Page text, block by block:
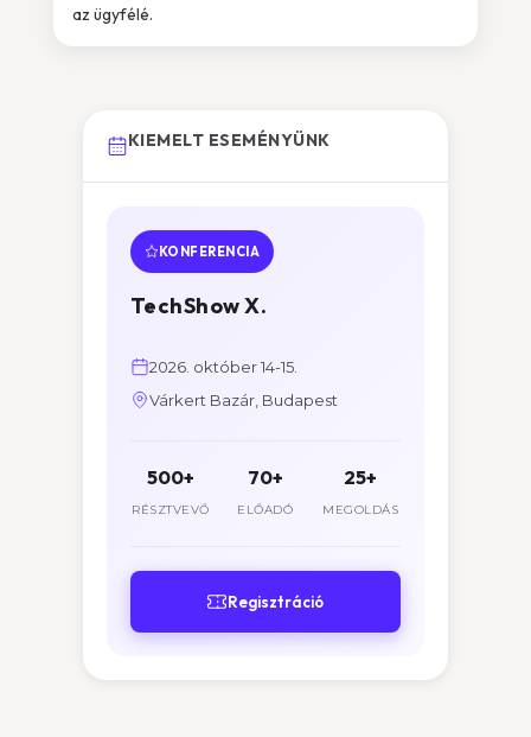
az ügyfélé.
KIEMELT ESEMÉNYÜNK
KONFERENCIA
TechShow X.
2026. október 14-15.
Várkert Bazár, Budapest
500+
RÉSZTVEVŐ
70+
ELŐADÓ
25+
MEGOLDÁS
Regisztráció